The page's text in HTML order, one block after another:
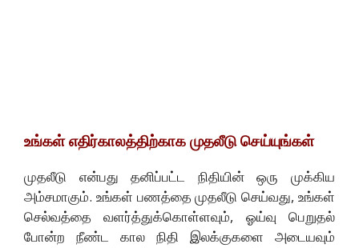
உங்கள் எதிர்காலத்திற்காக முதலீடு செய்யுங்கள்
முதலீடு என்பது தனிப்பட்ட நிதியின் ஒரு முக்கிய
அம்சமாகும். உங்கள் பணத்தை முதலீடு செய்வது, உங்கள்
செல்வத்தை வளர்த்துக்கொள்ளவும், ஓய்வு பெறுதல்
போன்ற நீண்ட கால நிதி இலக்குகளை அடையவும்